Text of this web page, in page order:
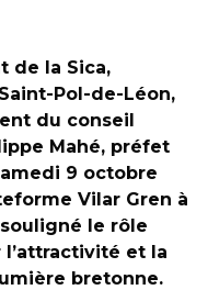
de la Sica,
Pol-de-Léon,
du conseil
Mahé, préfet
9 octobre
Vilar Gren à
le rôle
et la
bretonne.